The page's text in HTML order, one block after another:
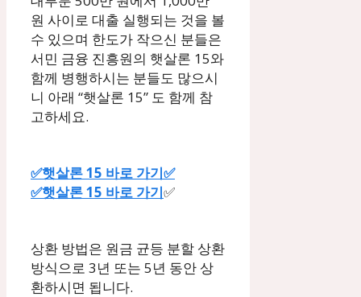
원 사이로 대출 실행되는 것을 볼
수 있으며 한도가 작으신 분들은
서민 금융 진흥원의 햇살론 15와
함께 병행하시는 분들도 많으시
니 아래 “햇살론 15” 도 함께 참
고하세요.
✅햇살론 15 바로 가기✅
✅햇살론 15 바로 가기✅
상환 방법은 원금 균등 분할 상환
방식으로 3년 또는 5년 동안 상
환하시면 됩니다.